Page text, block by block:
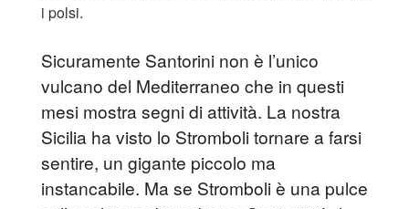
i polsi.
Sicuramente Santorini non è l’unico
vulcano del Mediterraneo che in questi
mesi mostra segni di attività. La nostra
Sicilia ha visto lo Stromboli tornare a farsi
sentire, un gigante piccolo ma
instancabile. Ma se Stromboli è una pulce